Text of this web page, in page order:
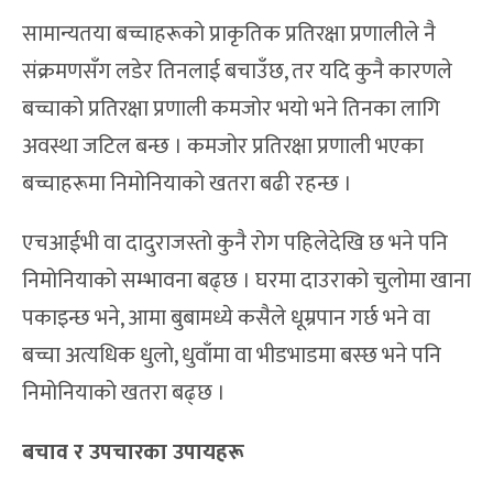
सामान्यतया बच्चाहरूको प्राकृतिक प्रतिरक्षा प्रणालीले नै
संक्रमणसँग लडेर तिनलाई बचाउँछ, तर यदि कुनै कारणले
बच्चाको प्रतिरक्षा प्रणाली कमजोर भयो भने तिनका लागि
अवस्था जटिल बन्छ । कमजोर प्रतिरक्षा प्रणाली भएका
बच्चाहरूमा निमोनियाको खतरा बढी रहन्छ ।
एचआईभी वा दादुराजस्तो कुनै रोग पहिलेदेखि छ भने पनि
निमोनियाको सम्भावना बढ्छ । घरमा दाउराको चुलोमा खाना
पकाइन्छ भने, आमा बुबामध्ये कसैले धूम्रपान गर्छ भने वा
बच्चा अत्यधिक धुलाे, धुवाँमा वा भीडभाडमा बस्छ भने पनि
निमोनियाको खतरा बढ्छ ।
बचाव र उपचारका उपायहरू